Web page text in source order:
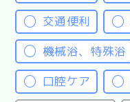
交通便利
機械浴、特殊浴
口腔ケア